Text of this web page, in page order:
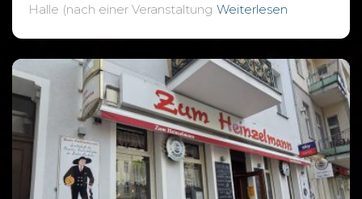
Halle (nach einer Veranstaltung Weiterlesen